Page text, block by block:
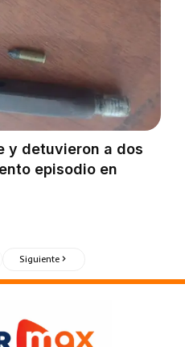
y detuvieron a dos
episodio en
Siguiente